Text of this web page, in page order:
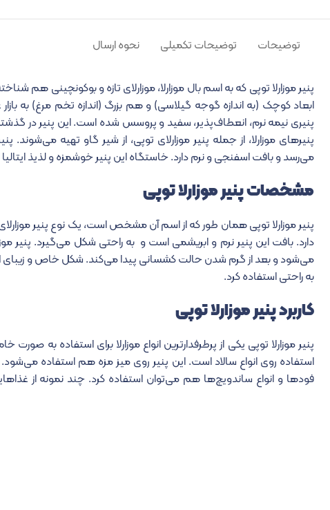
توضیحات توضیحات تکمیلی نحوه ارسال
پنیر موزارلا توپی که به اسم بال موزارلا، موزارلای تازه و بوکونچینی هم
ابعاد کوچک (به اندازه گوجه گیلاسی) و هم بزرگ (اندازه تخم مرغ) به بازار
پنیری نیمه نرم، انعطاف‌پذیر، سفید و پروسس شده است. این پنیر در
پنیرهای موزارلا، از جمله پنیر موزارلای توپی، از شیر گاو تهیه می‌شوند.
می‌رسد و بافت اسفنجی و نرم دارد. خاستگاه این پنیر خوشمزه و لذیذ
مشخصات پنیر موزارلا توپی
پنیر موزارلا توپی همان طور که از اسم آن مشخص است، یک نوع پنیر
می‌شود و بعد از گرم شدن حالت کشسانی پیدا می‌کند. شکل خاص و زیبای این
به راحتی استفاده کرد.
کاربرد پنیر موزارلا توپی
پنیر موزارلا توپی یکی از پرطرفدارترین انواع موزارلا برای استفاده به
استفاده روی انواع سالاد است. این پنیر روی میز مزه هم استفاده می‌شود.
فودها و انواع ساندویچ‌ها هم می‌توان استفاده کرد. چند نمونه از